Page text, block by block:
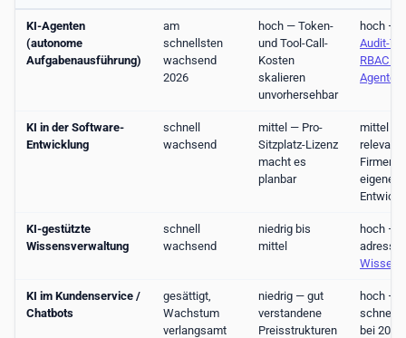
KI-Agenten
(autonome
Aufgabenausführung)
am
schnellsten
wachsend
2026
hoch — Token-
und Tool-Call-
Kosten
skalieren
unvorhersehbar
hoch —
Audit-
RBAC
Agenten
KI in der Software-
Entwicklung
schnell
wachsend
mittel — Pro-
Sitzplatz-Lizenz
macht es
planbar
mittel —
relevant
Firmen
eigener
KI-gestützte
Wissensverwaltung
schnell
wachsend
niedrig bis
mittel
hoch —
KI im Kundenservice /
Chatbots
gesättigt,
Wachstum
verlangsamt
niedrig — gut
verstandene
Preisstrukturen
hoch —
bei 20